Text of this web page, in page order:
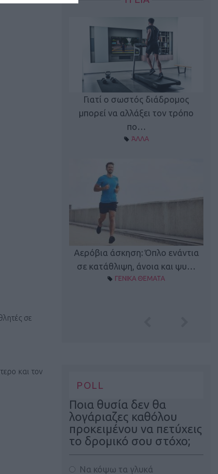
σε
και τον
Γιατί ο σωστός διάδρομος
μπορεί να αλλάξει τον τρόπο
πο…
ΆΛΛΑ
Αερόβια άσκηση: Όπλο ενάντια
σε κατάθλιψη, άνοια και ψυ…
ΓΕΝΙΚΑ ΘΕΜΑΤΑ
POLL
Ποια θυσία δεν θα
λογάριαζες καθόλου
προκειμένου να πετύχεις
το δρομικό σου στόχο;
Να κόψω τα γλυκά